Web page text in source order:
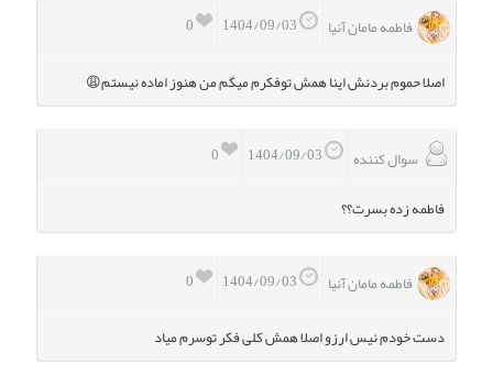
0
فاطمه مامان آنیا
اصلا حموم بردنش اینا همش توفکرم میگم من هنوز اماده نیستم😩
0
سوال کننده
فاطمه زده بسرت؟؟
0
فاطمه مامان آنیا
دست خودم نیس ارزو اصلا همش کلی فکر توسرم میاد